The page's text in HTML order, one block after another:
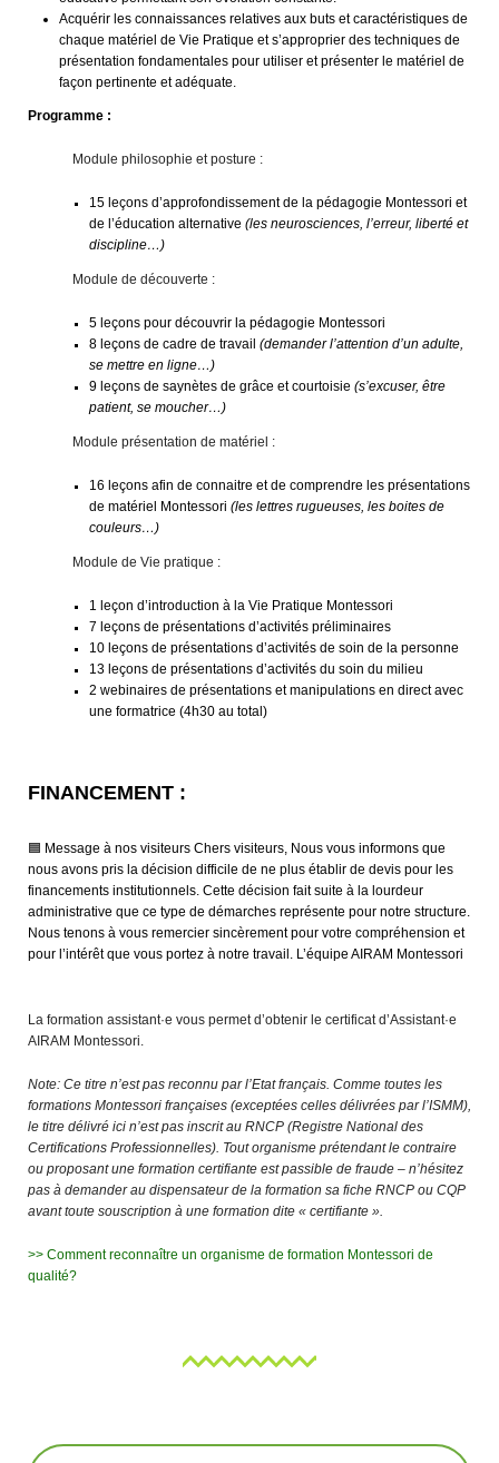
Acquérir les connaissances relatives aux buts et caractéristiques de
chaque matériel de Vie Pratique et s’approprier des techniques de
présentation fondamentales pour utiliser et présenter le matériel de
façon pertinente et adéquate.
Programme :
Module philosophie et posture :
15 leçons d’approfondissement de la pédagogie Montessori et
de l’éducation alternative(les neurosciences, l’erreur, liberté et
discipline…)
Module de découverte :
5 leçons pour découvrir la pédagogie Montessori
8 leçons de cadre de travail(demander l’attention d’un adulte,
se mettre en ligne…)
9 leçons de saynètes de grâce et courtoisie(s’excuser, être
patient, se moucher…)
Module présentation de matériel :
16 leçons afin de connaitre et de comprendre les présentations
de matériel Montessori(les lettres rugueuses, les boites de
couleurs…)
Module de Vie pratique :
1 leçon d’introduction à la Vie Pratique Montessori
7 leçons de présentations d’activités préliminaires
10 leçons de présentations d’activités de soin de la personne
13 leçons de présentations d’activités du soin du milieu
2 webinaires de présentations et manipulations en direct avec
une formatrice (4h30 au total)
FINANCEMENT :
🟦 Message à nos visiteurs Chers visiteurs, Nous vous informons que
nous avons pris la décision difficile de ne plus établir de devis pour les
financements institutionnels. Cette décision fait suite à la lourdeur
administrative que ce type de démarches représente pour notre structure.
Nous tenons à vous remercier sincèrement pour votre compréhension et
pour l’intérêt que vous portez à notre travail. L’équipe AIRAM Montessori
La formation assistant·e vous permet d’obtenir le certificat d’Assistant·e
AIRAM Montessori.
Note: Ce titre n’est pas reconnu par l’Etat français. Comme toutes les
formations Montessori françaises (exceptées celles délivrées par l’ISMM),
le titre délivré ici n’est pas inscrit au RNCP (Registre National des
Certifications Professionnelles). Tout organisme prétendant le contraire
ou proposant une formation certifiante est passible de fraude – n’hésitez
pas à demander au dispensateur de la formation sa fiche RNCP ou CQP
avant toute souscription à une formation dite « certifiante ».
>> Comment reconnaître un organisme de formation Montessori de
qualité?